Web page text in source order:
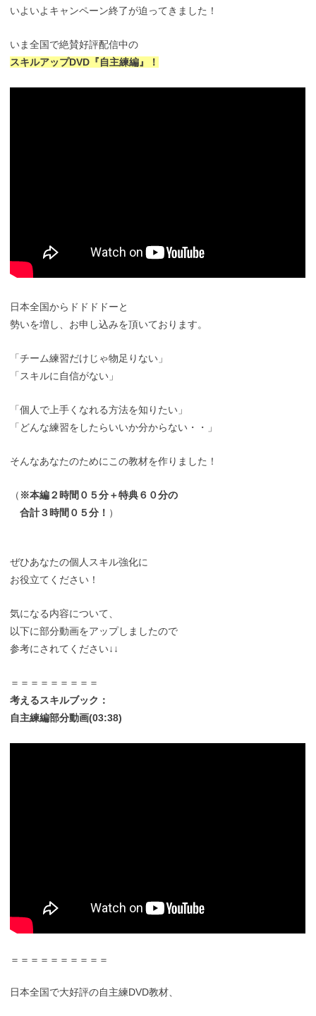
いよいよキャンペーン終了が迫ってきました！
いま全国で絶賛好評配信中の
スキルアップDVD『自主練編』！
日本全国からドドドドーと
勢いを増し、お申し込みを頂いております。
「チーム練習だけじゃ物足りない」
「スキルに自信がない」
「個人で上手くなれる方法を知りたい」
「どんな練習をしたらいいか分からない・・」
そんなあなたのためにこの教材を作りました！
（ ※本編２時間０５分＋特典６０分の
合計３時間０５分！ ）
ぜひあなたの個人スキル強化に
お役立てください！
気になる内容について、
以下に部分動画をアップしましたので
参考にされてください↓↓
＝＝＝＝＝＝＝＝＝
考えるスキルブック：
自主練編部分動画(03:38)
＝＝＝＝＝＝＝＝＝＝
日本全国で大好評の自主練DVD教材、